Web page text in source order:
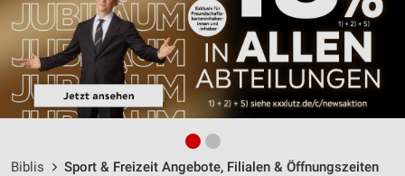
Biblis Sport & Freizeit Angebote, Filialen & Öffnungszeiten